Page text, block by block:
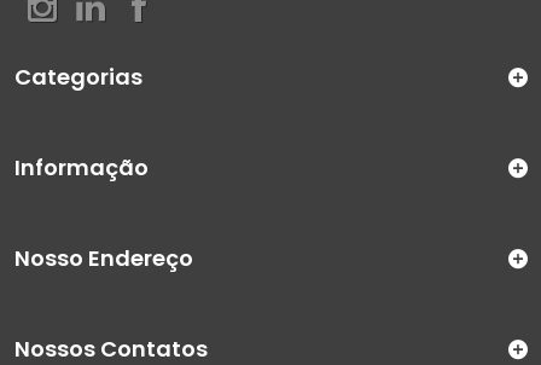
Categorias
Informação
Nosso Endereço
Nossos Contatos